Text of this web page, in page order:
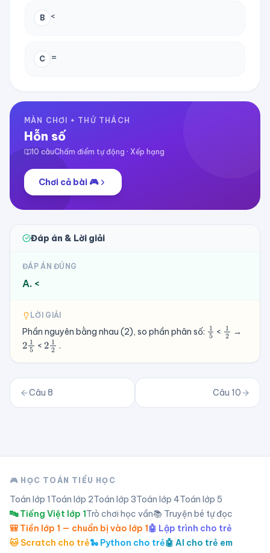
B <
C =
MÀN CHƠI + THỬ THÁCH
Hỗn số
10 câuChấm điểm tự động · Xếp hạng
Chơi cả bài 🎮
Đáp án & Lời giải
ĐÁP ÁN ĐÚNG
A. <
LỜI GIẢI
Phần nguyên bằng nhau (2), so phần phân số: 1 < 1 →
215
< 212
.
Câu 8 Câu 10
🎮 HỌC TOÁN TIỂU HỌC
Toán lớp 1 Toán lớp 2Toán lớp 3Toán lớp 4Toán lớp 5
🔤 Tiếng Việt lớp 1Trò chơi học vần📚 Truyện bé tự đọc
🎒 Tiền lớp 1 — chuẩn bị vào lớp 1🤖 Lập trình cho trẻ
🐱 Scratch cho trẻ🐍 Python cho trẻ🤖 AI cho trẻ em